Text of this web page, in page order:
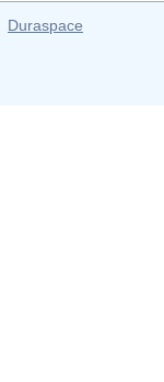
Duraspace